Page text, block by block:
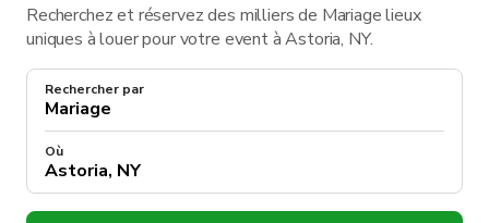
Recherchez et réservez des milliers de Mariage lieux
uniques à louer pour votre event à Astoria, NY.
Rechercher par
Où